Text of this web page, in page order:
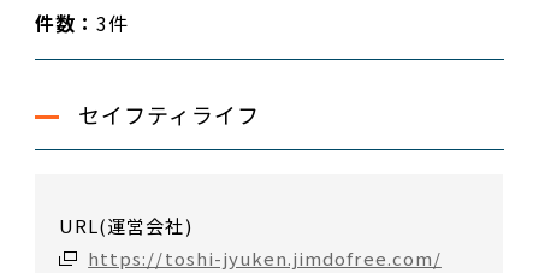
件数：3件
セイフティライフ
URL(運営会社)
https://toshi-jyuken.jimdofree.com/